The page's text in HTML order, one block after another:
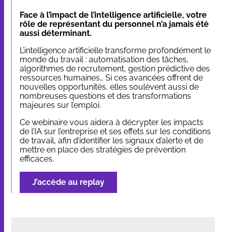
Dans les médias
Contact
Face à l’impact de l’intelligence artificielle, votre
rôle de représentant du personnel n’a jamais été
aussi déterminant.
L’intelligence artificielle transforme profondément le
monde du travail : automatisation des tâches,
algorithmes de recrutement, gestion prédictive des
ressources humaines… Si ces avancées offrent de
nouvelles opportunités, elles soulèvent aussi de
nombreuses questions et des transformations
majeures sur l’emploi.
Ce webinaire vous aidera à décrypter les impacts
de l’IA sur l’entreprise et ses effets sur les conditions
de travail, afin d’identifier les signaux d’alerte et de
mettre en place des stratégies de prévention
efficaces.
J’accède au replay